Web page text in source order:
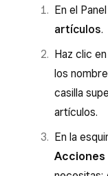
En el
artículos.
Haz clic
los
casilla
artículos.
En la
Acciones